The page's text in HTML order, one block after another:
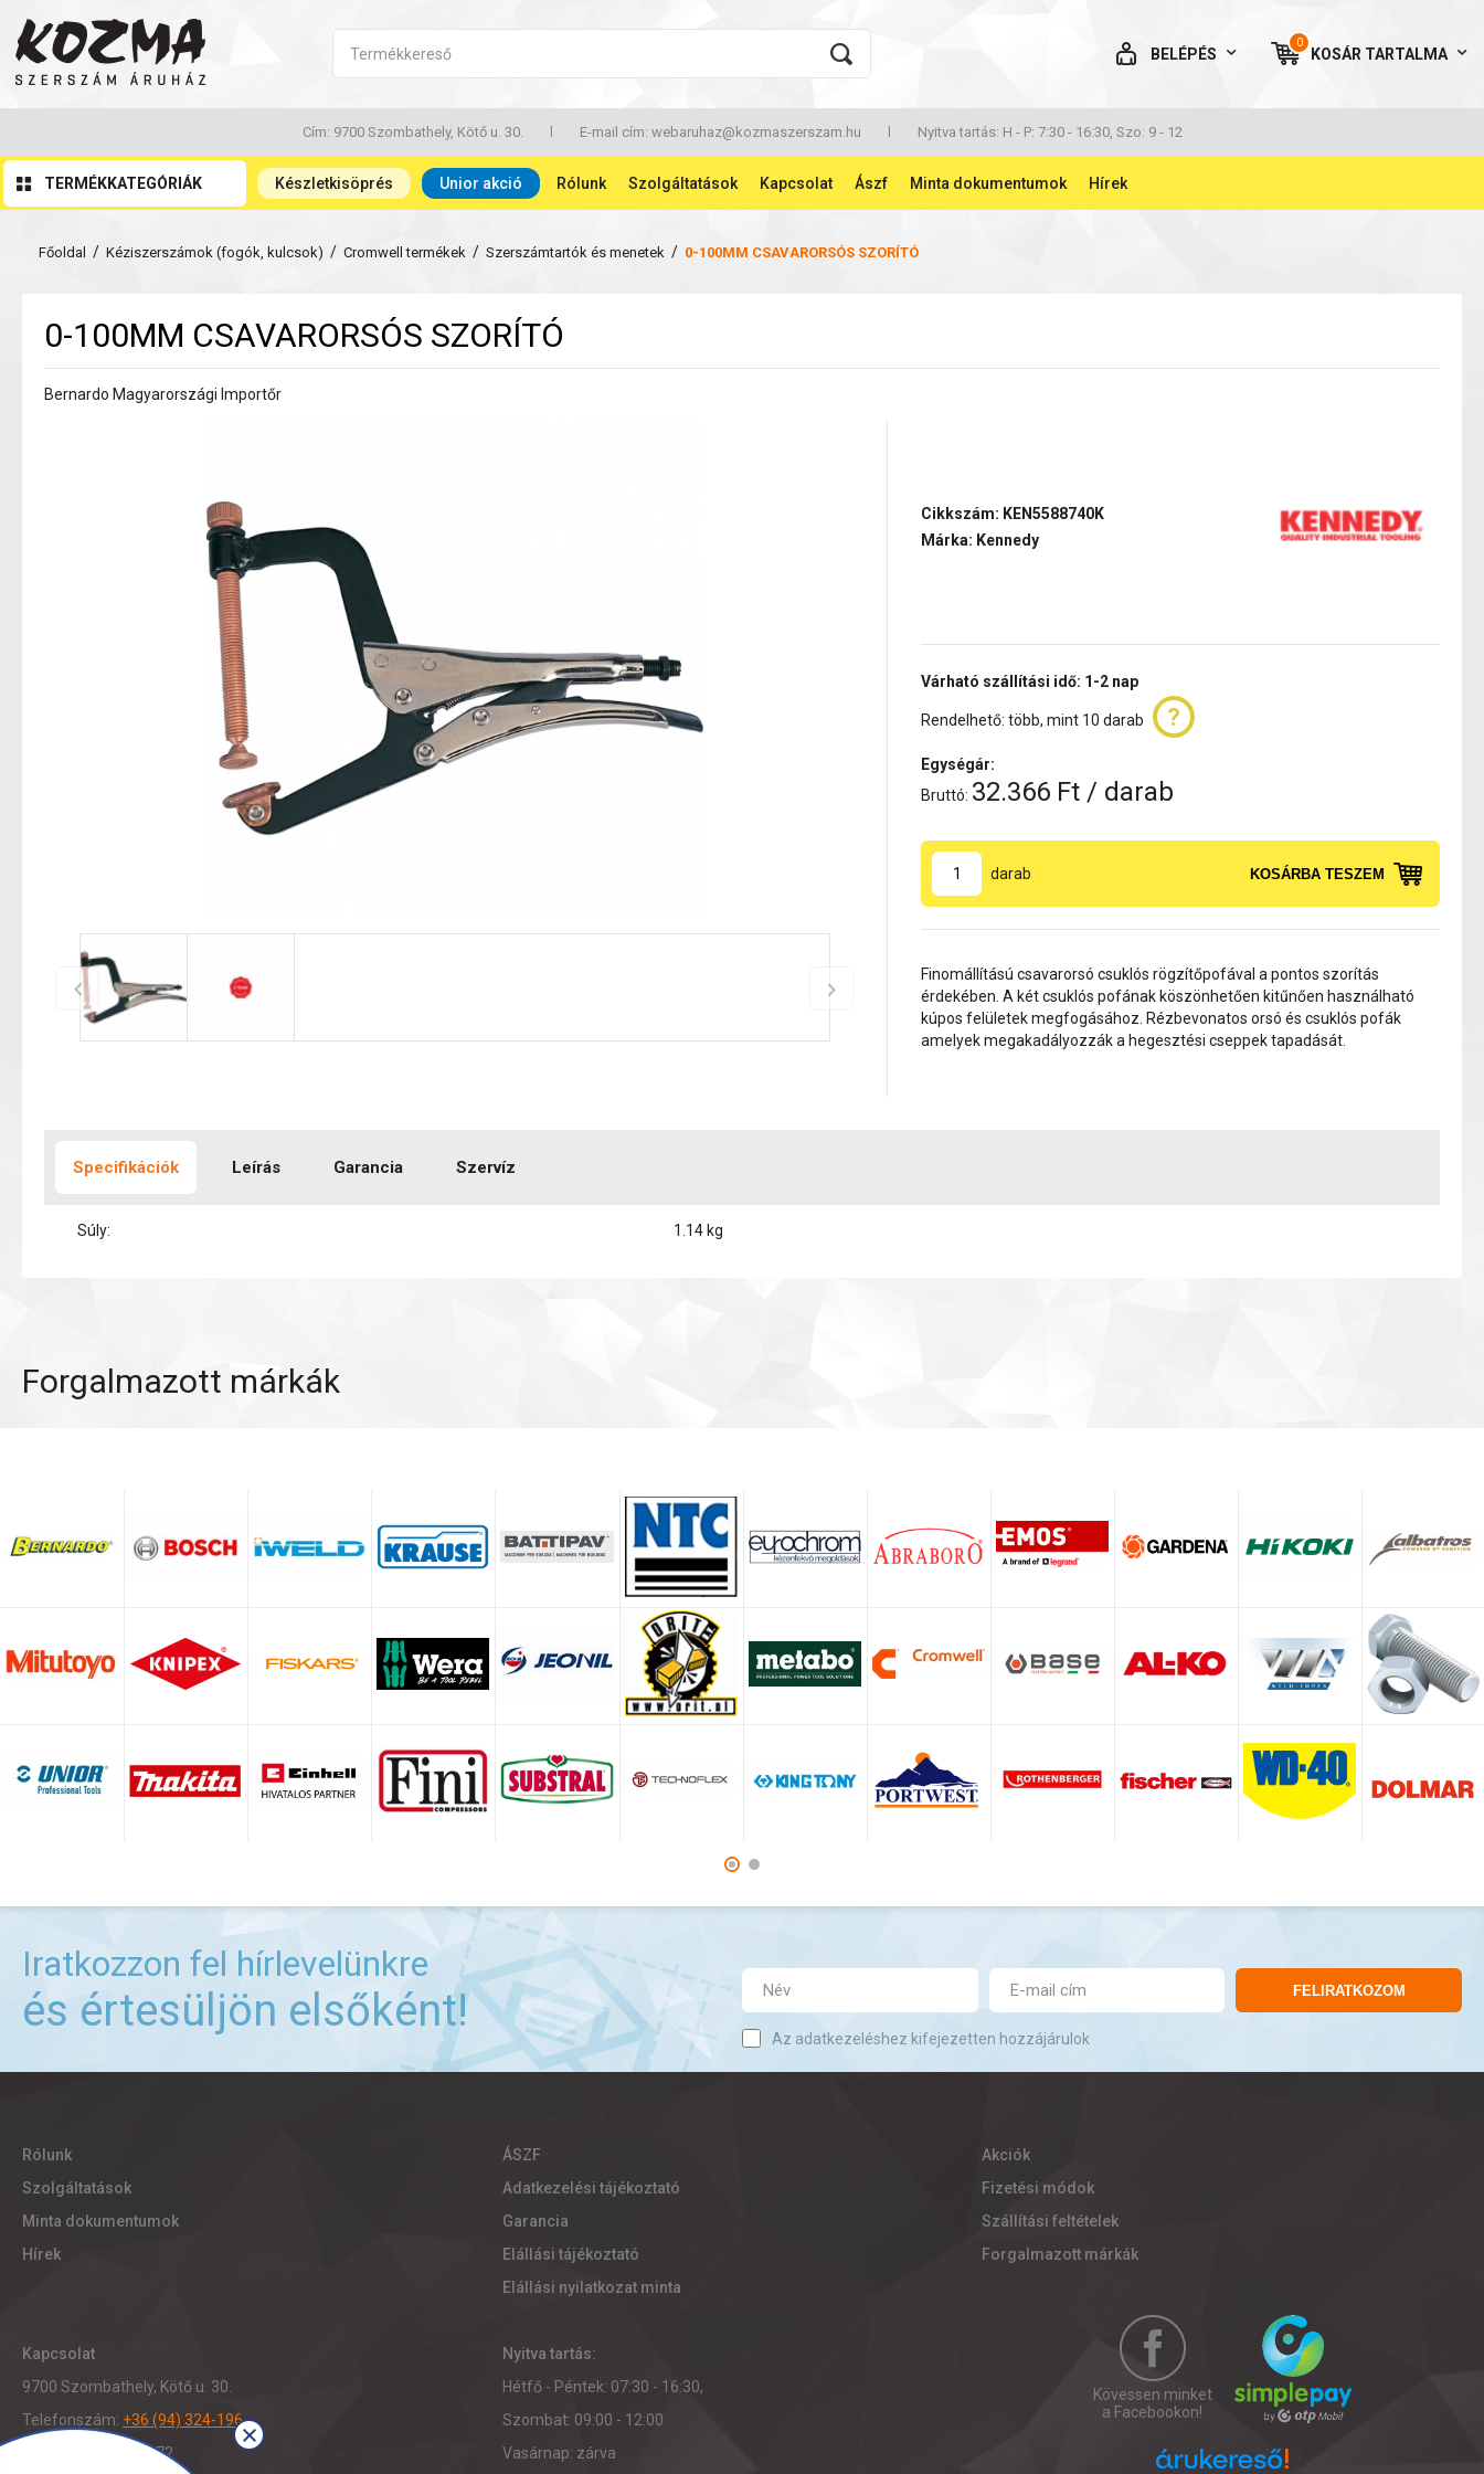
BELÉPÉS
NINCS MÉG FIÓKOM
0
KOSÁR TARTALMA
AZ ÖN KOSARA ÜRES
Cím: 9700 Szombathely, Kötő u. 30. E-mail cím: webaruhaz@kozmaszerszam.hu Nyitva tartás: H - P: 7:30 - 16:30, Szo: 9 - 12
TERMÉKKATEGÓRIÁK Készletkisöprés Unior akció Rólunk Szolgáltatások Kapcsolat Ászf Minta dokumentumok Hírek
Főoldal / Kéziszerszámok (fogók, kulcsok) / Cromwell termékek / Szerszámtartók és menetek / 0-100MM CSAVARORSÓS SZORÍTÓ
0-100MM CSAVARORSÓS SZORÍTÓ
Bernardo Magyarországi Importőr
Cikkszám: KEN5588740K
Márka: Kennedy
Várható szállítási idő: 1-2 nap
Rendelhető: több, mint 10 darab
Egységár:
Bruttó: 32.366 Ft / darab
darab KOSÁRBA TESZEM
Finomállítású csavarorsó csuklós rögzítőpofával a pontos szorítás
érdekében. A két csuklós pofának köszönhetően kitűnően használható
kúpos felületek megfogásához. Rézbevonatos orsó és csuklós pofák
amelyek megakadályozzák a hegesztési cseppek tapadását.
Specifikációk Leírás Garancia Szervíz
Súly: 1.14 kg
Forgalmazott márkák
Iratkozzon fel hírlevelünkre
és értesüljön elsőként! FELIRATKOZOM
Az adatkezeléshez kifejezetten hozzájárulok
Rólunk
Szolgáltatások
Minta dokumentumok
Hírek
ÁSZF
Adatkezelési tájékoztató
Garancia
Elállási tájékoztató
Elállási nyilatkozat minta
Akciók
Fizetési módok
Szállítási feltételek
Forgalmazott márkák
Kapcsolat
9700 Szombathely, Kötő u. 30.
Telefonszám: +36 (94) 324-196
Fax: +36 (94) 321-472
Nyitva tartás:
Hétfő - Péntek: 07:30 - 16:30,
Szombat: 09:00 - 12:00
Vasárnap: zárva
Kövessen minket
a Facebookon!